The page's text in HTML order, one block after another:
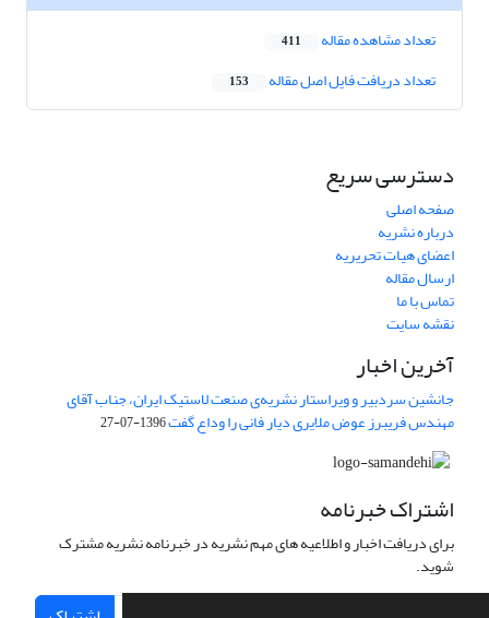
تعداد مشاهده مقاله 411
تعداد دریافت فایل اصل مقاله 153
دسترسی سریع
صفحه اصلی
درباره نشریه
اعضای هیات تحریریه
ارسال مقاله
تماس با ما
نقشه سایت
آخرین اخبار
جانشین سردبیر و ویراستار نشریه‌ی صنعت لاستیک ایران، جناب آقای
مهندس فریبرز عوض ملایری دیار فانی را وداع گفت1396-07-27
اشتراک خبرنامه
برای دریافت اخبار و اطلاعیه های مهم نشریه در خبرنامه نشریه مشترک
شوید.